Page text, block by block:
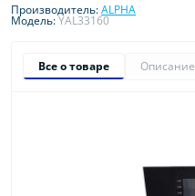
Производитель:ALPHA
Модель:YAL33160
Все о товаре Описание